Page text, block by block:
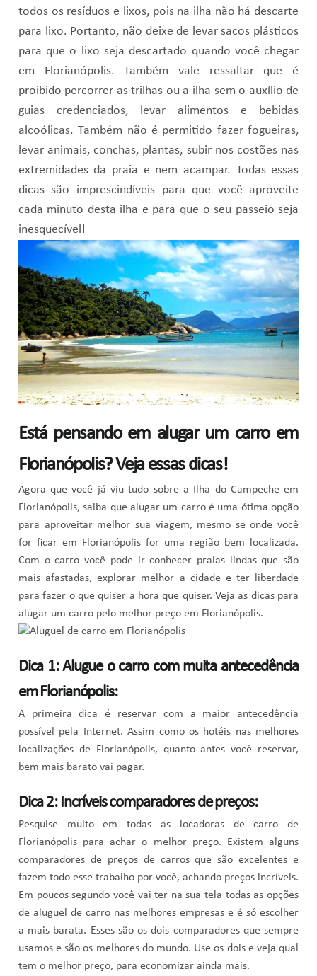
todos os resíduos e lixos, pois na ilha não há descarte
para lixo. Portanto, não deixe de levar sacos plásticos
para que o lixo seja descartado quando você chegar
em Florianópolis. Também vale ressaltar que é
proibido percorrer as trilhas ou a ilha sem o auxílio de
guias credenciados, levar alimentos e bebidas
alcoólicas. Também não é permitido fazer fogueiras,
levar animais, conchas, plantas, subir nos costões nas
extremidades da praia e nem acampar. Todas essas
dicas são imprescindíveis para que você aproveite
cada minuto desta ilha e para que o seu passeio seja
inesquecível!
Está pensando em alugar um carro em
Florianópolis? Veja essas dicas!
Agora que você já viu tudo sobre a Ilha do Campeche em
Florianópolis, saiba que alugar um carro é uma ótima opção
para aproveitar melhor sua viagem, mesmo se onde você
for ficar em Florianópolis for uma região bem localizada.
Com o carro você pode ir conhecer praias lindas que são
mais afastadas, explorar melhor a cidade e ter liberdade
para fazer o que quiser a hora que quiser. Veja as dicas para
alugar um carro pelo melhor preço em Florianópolis.
Dica 1: Alugue o carro com muita antecedência
em Florianópolis:
A primeira dica é reservar com a maior antecedência
possível pela Internet. Assim como os hotéis nas melhores
localizações de Florianópolis, quanto antes você reservar,
bem mais barato vai pagar.
Dica 2: Incríveis comparadores de preços:
Pesquise muito em todas as locadoras de carro de
Florianópolis para achar o melhor preço. Existem alguns
comparadores de preços de carros que são excelentes e
fazem todo esse trabalho por você, achando preços incríveis.
Em poucos segundo você vai ter na sua tela todas as opções
de aluguel de carro nas melhores empresas e é só escolher
a mais barata. Esses são os dois comparadores que sempre
usamos e são os melhores do mundo. Use os dois e veja qual
tem o melhor preço, para economizar ainda mais.